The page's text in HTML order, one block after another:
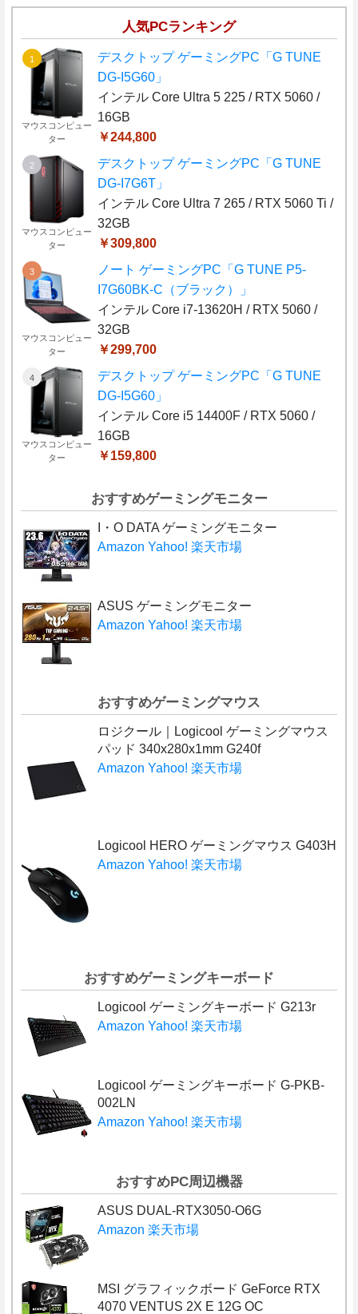
人気PCランキング
マウスコンピュー
ター
デスクトップ ゲーミングPC「G TUNE
DG-I5G60」
インテル Core Ultra 5 225 / RTX 5060 /
16GB
￥244,800
マウスコンピュー
ター
デスクトップ ゲーミングPC「G TUNE
DG-I7G6T」
インテル Core Ultra 7 265 / RTX 5060 Ti /
32GB
￥309,800
マウスコンピュー
ター
ノート ゲーミングPC「G TUNE P5-
I7G60BK-C（ブラック）」
インテル Core i7-13620H / RTX 5060 /
32GB
￥299,700
マウスコンピュー
ター
デスクトップ ゲーミングPC「G TUNE
DG-I5G60」
インテル Core i5 14400F / RTX 5060 /
16GB
￥159,800
おすすめゲーミングモニター
I・O DATA ゲーミングモニター
Amazon Yahoo! 楽天市場
ASUS ゲーミングモニター
Amazon Yahoo! 楽天市場
おすすめゲーミングマウス
ロジクール｜Logicool ゲーミングマウス
パッド 340x280x1mm G240f
Amazon Yahoo! 楽天市場
Logicool HERO ゲーミングマウス G403H
Amazon Yahoo! 楽天市場
おすすめゲーミングキーボード
Logicool ゲーミングキーボード G213r
Amazon Yahoo! 楽天市場
Logicool ゲーミングキーボード G-PKB-
002LN
Amazon Yahoo! 楽天市場
おすすめPC周辺機器
ASUS DUAL-RTX3050-O6G
Amazon 楽天市場
MSI グラフィックボード GeForce RTX
4070 VENTUS 2X E 12G OC